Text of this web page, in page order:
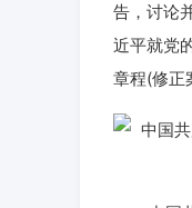
告，讨论
近平就党
章程(修正